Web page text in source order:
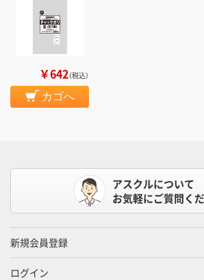
￥642（税込）
カゴへ
アスクルについて
お気軽にご質問くだ
新規会員登録
ログイン